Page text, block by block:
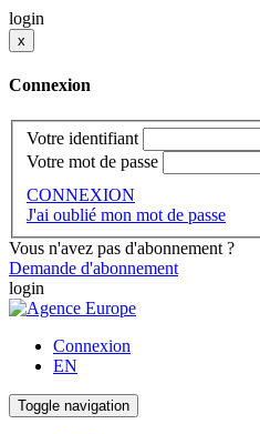
login
x
Connexion
Votre identifiant
Votre mot de passe
CONNEXION
J'ai oublié mon mot de passe
Vous n'avez pas d'abonnement ?
Demande d'abonnement
login
Connexion
EN
Toggle navigation